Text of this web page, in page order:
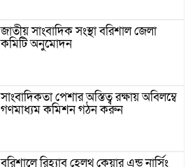
জাতীয় সাংবাদিক সংস্থা বরিশাল জেলা
কমিটি অনুমোদন
সাংবাদিকতা পেশার অস্তিত্ব রক্ষায় অবিলম্বে
গণমাধ্যম কমিশন গঠন করুন
বরিশালে রিহ্যাব হেলথ কেয়ার এন্ড নার্সিং